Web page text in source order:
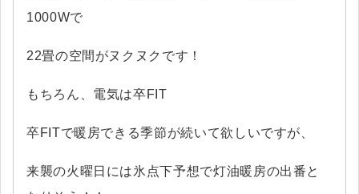
1000Wで
22畳の空間がヌクヌクです！
もちろん、電気は卒FIT
卒FITで暖房できる季節が続いて欲しいですが、
来襲の火曜日には氷点下予想で灯油暖房の出番と